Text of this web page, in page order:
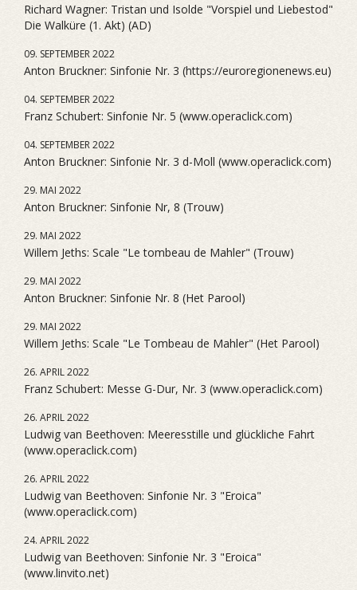
Richard Wagner: Tristan und Isolde "Vorspiel und Liebestod"
Die Walküre (1. Akt) (AD)
09. SEPTEMBER 2022
Anton Bruckner: Sinfonie Nr. 3 (https://euroregionenews.eu)
04. SEPTEMBER 2022
Franz Schubert: Sinfonie Nr. 5 (www.operaclick.com)
04. SEPTEMBER 2022
Anton Bruckner: Sinfonie Nr. 3 d-Moll (www.operaclick.com)
29. MAI 2022
Anton Bruckner: Sinfonie Nr, 8 (Trouw)
29. MAI 2022
Willem Jeths: Scale "Le tombeau de Mahler" (Trouw)
29. MAI 2022
Anton Bruckner: Sinfonie Nr. 8 (Het Parool)
29. MAI 2022
Willem Jeths: Scale "Le Tombeau de Mahler" (Het Parool)
26. APRIL 2022
Franz Schubert: Messe G-Dur, Nr. 3 (www.operaclick.com)
26. APRIL 2022
Ludwig van Beethoven: Meeresstille und glückliche Fahrt
(www.operaclick.com)
26. APRIL 2022
Ludwig van Beethoven: Sinfonie Nr. 3 "Eroica"
(www.operaclick.com)
24. APRIL 2022
Ludwig van Beethoven: Sinfonie Nr. 3 "Eroica"
(www.linvito.net)